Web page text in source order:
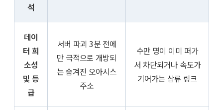
석
데이
터 희
소성
및 등
급
서버 파괴 3분 전에
만 극적으로 개방되
는 숨겨진 오아시스
주소
수만 명이 이미 퍼가
서 차단되거나 속도가
기어가는 삼류 링크